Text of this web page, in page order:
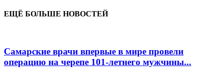
ЕЩЁ БОЛЬШЕ НОВОСТЕЙ
Самарские врачи впервые в мире провели
операцию на черепе 101-летнего мужчины...